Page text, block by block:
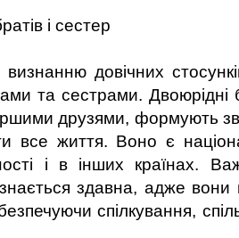
і сестер
довічних
та сестрами. Двоюрідні
друзями, формують
все життя. Воно є
і в інших країнах.
здавна, адже вони
спілкування,